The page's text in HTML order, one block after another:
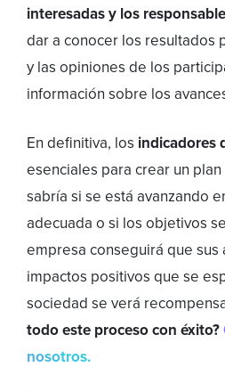
interesadas y los
dar a conocer los resultados
y las opiniones de los
información sobre los
En definitiva, los indicadores
esenciales para crear un
sabría si se está avanzando
adecuada o si los objetivos
empresa conseguirá que
impactos positivos que se
sociedad se verá
todo este proceso con éxito?
nosotros.